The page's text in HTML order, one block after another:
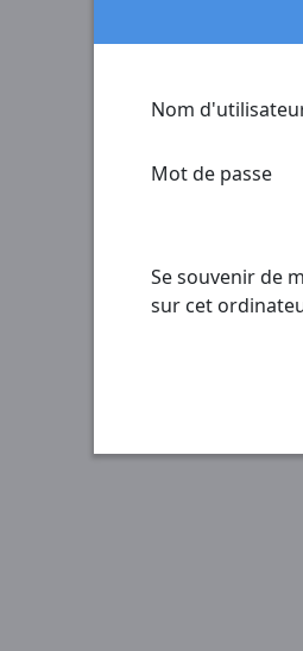
Nom
Mot de passe
Se souvenir de
sur cet